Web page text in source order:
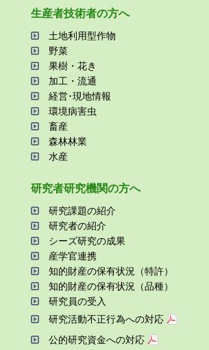
⽣産者技術者の⽅へ
⼟地利⽤型作物
野菜
果樹・花き
加⼯・流通
経営･現地情報
環境病害⾍
畜産
森林林業
⽔産
研究者研究機関の⽅へ
研究課題の紹介
研究者の紹介
シーズ研究の成果
産学官連携
知的財産の保有状況（特許）
知的財産の保有状況（品種）
研究員の受⼊
研究活動不正⾏為への対応
公的研究資金への対応